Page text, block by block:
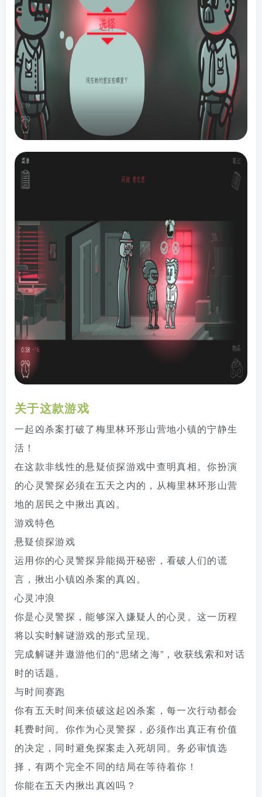
关于这款游戏
一起凶杀案打破了梅里林环形山营地小镇的宁静生
活！
在这款非线性的悬疑侦探游戏中查明真相。你扮演
的心灵警探必须在五天之内的，从梅里林环形山营
地的居民之中揪出真凶。
游戏特色
悬疑侦探游戏
运用你的心灵警探异能揭开秘密，看破人们的谎
言，揪出小镇凶杀案的真凶。
心灵冲浪
你是心灵警探，能够深入嫌疑人的心灵。这一历程
将以实时解谜游戏的形式呈现。
完成解谜并遨游他们的“思绪之海”，收获线索和对话
时的话题。
与时间赛跑
你有五天时间来侦破这起凶杀案，每一次行动都会
耗费时间。你作为心灵警探，必须作出真正有价值
的决定，同时避免探案走入死胡同。务必审慎选
择，有两个完全不同的结局在等待着你！
你能在五天内揪出真凶吗？